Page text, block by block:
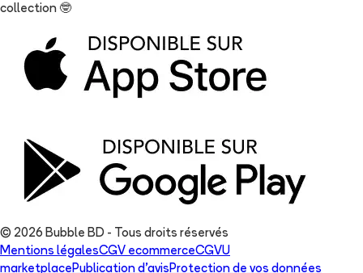
collection 🤓
© 2026 Bubble BD - Tous droits réservés
Mentions légalesCGV ecommerceCGVU
marketplace Publication d'avis Protection de vos données